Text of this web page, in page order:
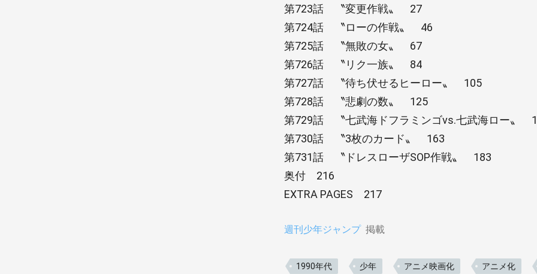
第723話 〝変更作戦〟 27
第724話 〝ローの作戦〟 46
第725話 〝無敗の女〟 67
第726話 〝リク一族〟 84
第727話 〝待ち伏せるヒーロー〟 105
第728話 〝悲劇の数〟 125
第729話 〝七武海ドフラミンゴvs.七武海ロー〟
第730話 〝3枚のカード〟 163
第731話 〝ドレスローザSOP作戦〟 183
奥付 216
EXTRA PAGES 217
週刊少年ジャンプ 掲載
1990年代 少年 アニメ映画化 アニメ化